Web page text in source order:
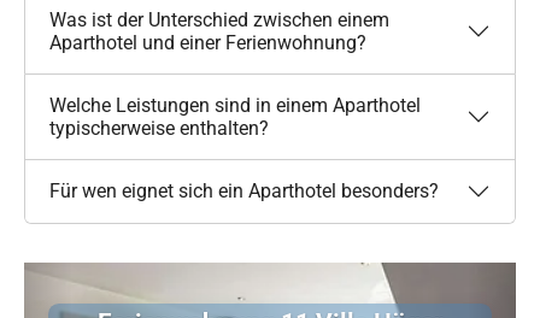
Was ist der Unterschied zwischen einem
Aparthotel und einer Ferienwohnung?
Welche Leistungen sind in einem Aparthotel
typischerweise enthalten?
Für wen eignet sich ein Aparthotel besonders?